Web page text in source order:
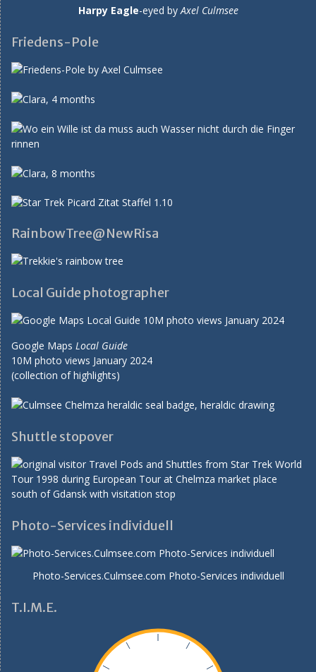
Harpy Eagle-eyed byAxel Culmsee
Friedens-Pole
RainbowTree@NewRisa
Local Guide photographer
Google Maps Local Guide
10M photo views January 2024
(collection of highlights)
Shuttle stopover
Photo-Services individuell
Photo-Services.Culmsee.com Photo-Services individuell
T.I.M.E.